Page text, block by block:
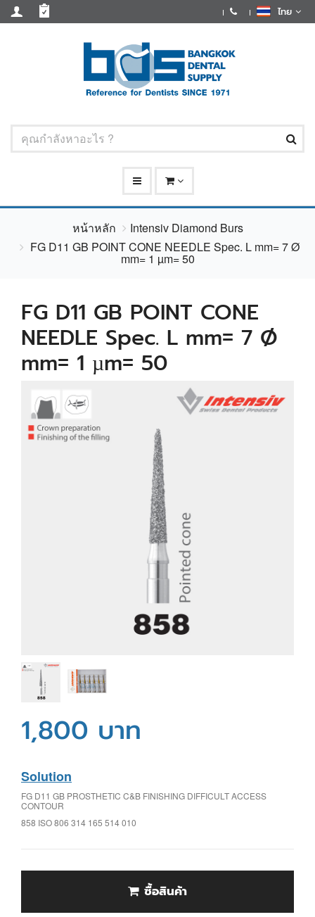
ไทย
หน้าหลัก
Intensiv Diamond Burs
FG D11 GB POINT CONE NEEDLE Spec. L mm= 7 Ø
mm= 1 µm= 50
FG D11 GB POINT CONE
NEEDLE Spec. L mm= 7 Ø
mm= 1 µm= 50
1,800 บาท
Solution
FG D11 GB PROSTHETIC C&B FINISHING DIFFICULT ACCESS
CONTOUR
858 ISO 806 314 165 514 010
ซื้อสินค้า